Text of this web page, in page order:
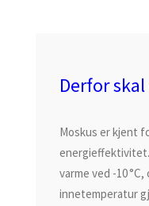
Derfor
Moskus er kjent
varme ved -10 °C,
innetemperatur